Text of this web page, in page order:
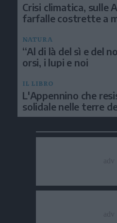
Crisi climatica, sulle
farfalle costrette a
NATURA
“Al di là del sì e del
orsi, i lupi e noi
IL LIBRO
L'Appennino che
solidale nelle terre